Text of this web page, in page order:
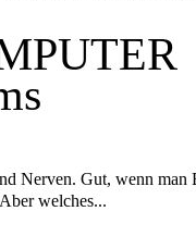
welches...